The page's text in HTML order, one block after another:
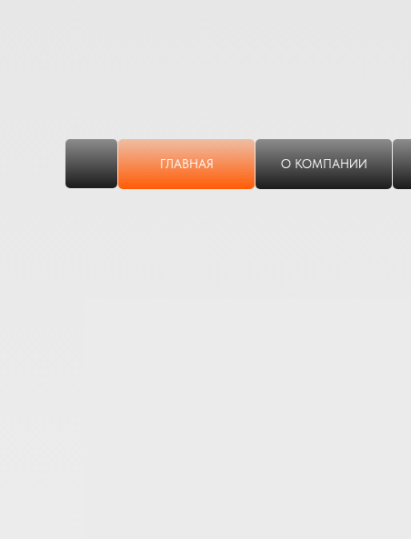
ГЛАВНАЯ О КОМПАНИИ